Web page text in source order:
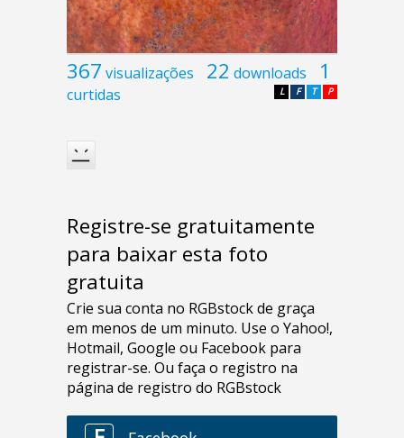
367 visualizações 22 downloads 1
curtidas P
T
F
L
Registre-se gratuitamente
para baixar esta foto
gratuita